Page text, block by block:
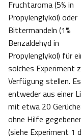
Fruchtaroma (5% in
Propylenglykol) oder
Bittermandeln (1%
Benzaldehyd in
Propylenglykol) für
solches Experiment
Verfügung stellen.
entweder aus einer
mit etwa 20
ohne Hilfe
(siehe Experiment 1